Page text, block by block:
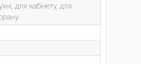
для кабінету, для